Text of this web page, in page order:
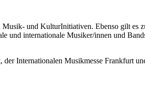
und KulturInitiativen. Ebenso gilt es
und internationale Musiker/innen und
Internationalen Musikmesse Frankfurt